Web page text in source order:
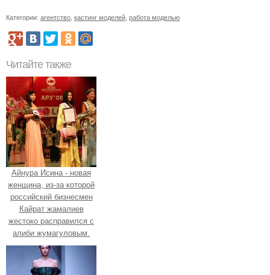
Категории: агентство кастинг моделей работа моделью
Читайте также
Айнура Исина - новая
женщина, из-за которой
российский бизнесмен
Кайрат жамалиев
жестоко расправился с
алиби жумагуловым.